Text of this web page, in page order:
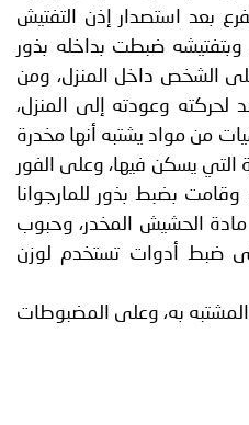
بعد استصدار إذن التفتيش
وبتفتيشه ضبطت بداخله بذور
على الشخص داخل المنزل، ومن
لحركته وعودته إلى المنزل،
من مواد يشتبه أنها مخدرة
التي يسكن فيها، وعلى الفور
بضبط بذور للمارجوانا
الحشيش المخدر، وحبوب
ضبط أدوات تستخدم لوزن
به، وعلى المضبوطات